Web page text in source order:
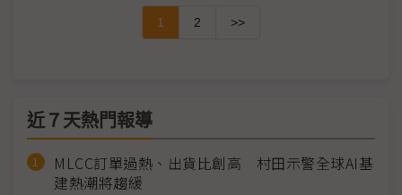
1 2 >>
近７天熱門報導
MLCC訂單過熱、出貨比創高 村田示警全球AI基
建熱潮將趨緩